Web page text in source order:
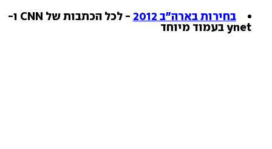
בחירות בארה"ב 2012
- לכל הכתבות של CNN ו-
ynet בעמוד מיוחד